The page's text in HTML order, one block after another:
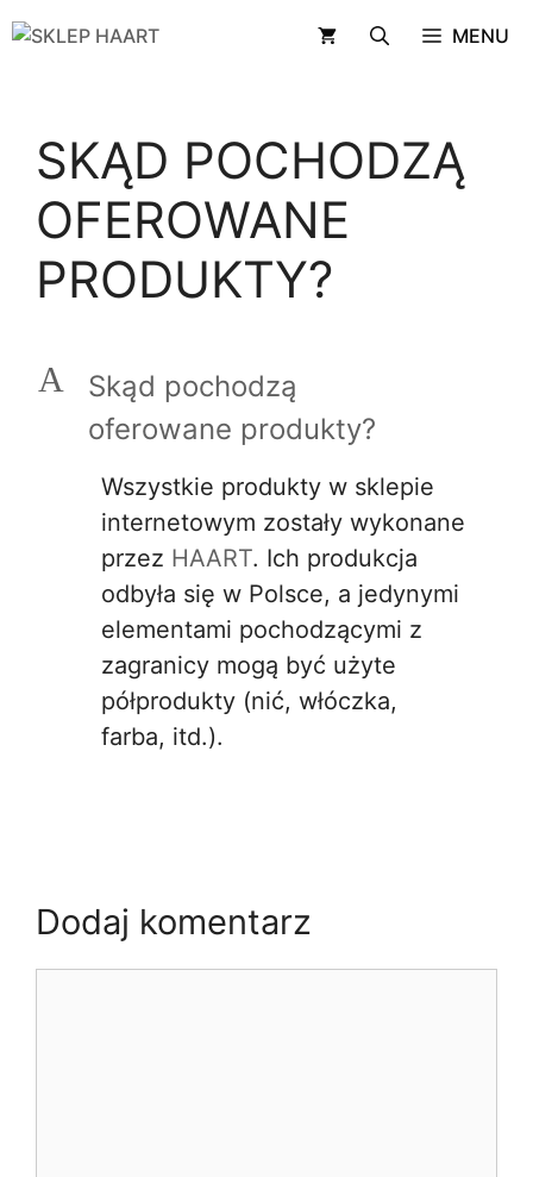
Przejdź
MENU
SKĄD POCHODZĄ
OFEROWANE
PRODUKTY?
A
Skąd pochodzą
oferowane produkty?
Wszystkie produkty w sklepie
internetowym zostały wykonane
przez HAART. Ich produkcja
odbyła się w Polsce, a jedynymi
elementami pochodzącymi z
zagranicy mogą być użyte
półprodukty (nić, włóczka,
farba, itd.).
Dodaj komentarz